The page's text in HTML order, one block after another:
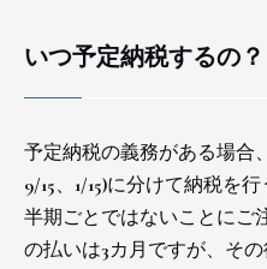
いつ予定納税するの？
予定納税の義務がある場合
9/15、1/15)に分けて納税を
半期ごとではないことにご
の払いは3カ月ですが、そ